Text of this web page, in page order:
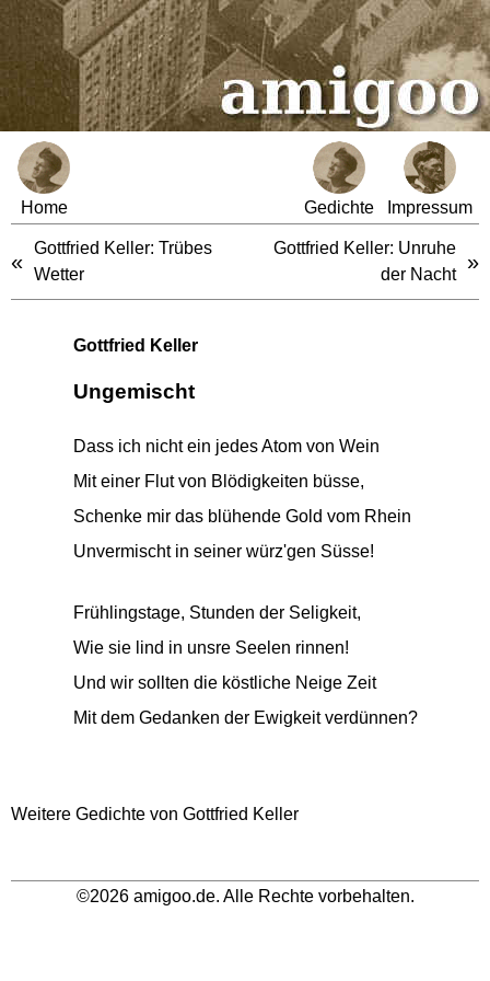
Home Gedichte Impressum
«
Gottfried Keller: Trübes
Wetter
Gottfried Keller: Unruhe
der Nacht
»
Gottfried Keller
Ungemischt
Dass ich nicht ein jedes Atom von Wein
Mit einer Flut von Blödigkeiten büsse,
Schenke mir das blühende Gold vom Rhein
Unvermischt in seiner würz'gen Süsse!
Frühlingstage, Stunden der Seligkeit,
Wie sie lind in unsre Seelen rinnen!
Und wir sollten die köstliche Neige Zeit
Mit dem Gedanken der Ewigkeit verdünnen?
Weitere Gedichte von Gottfried Keller
©2026 amigoo.de. Alle Rechte vorbehalten.